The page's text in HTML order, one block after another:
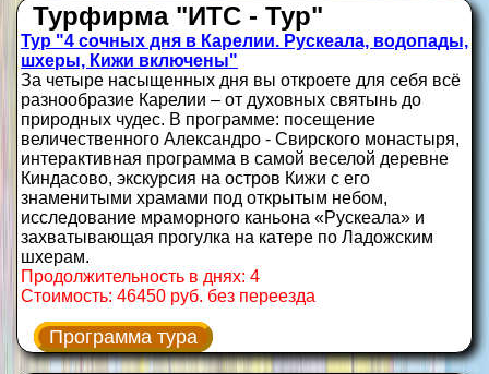
Турфирма "ИТС - Тур"
Тур "4 сочных дня в Карелии. Рускеала, водопады,
шхеры, Кижи включены"
За четыре насыщенных дня вы откроете для себя всё
разнообразие Карелии – от духовных святынь до
природных чудес. В программе: посещение
величественного Александро - Свирского монастыря,
интерактивная программа в самой веселой деревне
Киндасово, экскурсия на остров Кижи с его
знаменитыми храмами под открытым небом,
исследование мраморного каньона «Рускеала» и
захватывающая прогулка на катере по Ладожским
шхерам.
Продолжительность в днях: 4
Стоимость: 46450 руб. без переезда
Программа тура